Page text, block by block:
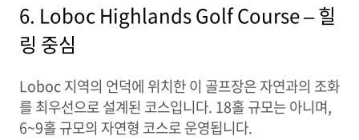
6. Loboc Highlands Golf Course – 힐
링 중심
Loboc 지역의 언덕에 위치한 이 골프장은 자연과의 조화
를 최우선으로 설계된 코스입니다. 18홀 규모는 아니며,
6~9홀 규모의 자연형 코스로 운영됩니다.